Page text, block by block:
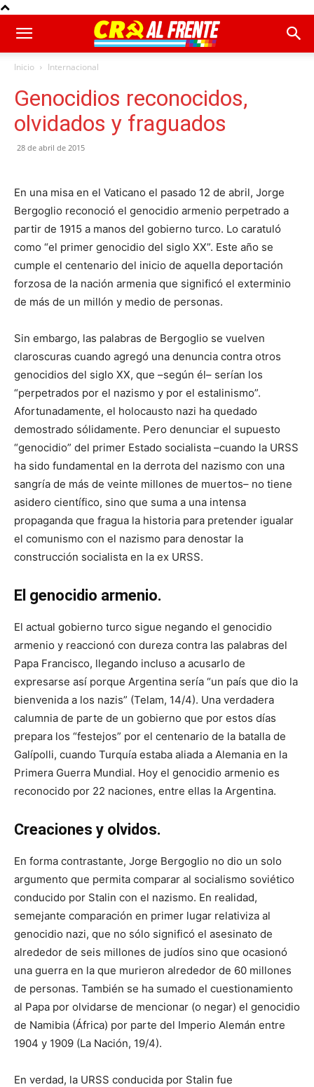
Inicio Internacional
Genocidios reconocidos,
olvidados y fraguados
28 de abril de 2015
En una misa en el Vaticano el pasado 12 de abril, Jorge
Bergoglio reconoció el genocidio armenio perpetrado a
partir de 1915 a manos del gobierno turco. Lo caratuló
como “el primer genocidio del siglo XX”. Este año se
cumple el centenario del inicio de aquella deportación
forzosa de la nación armenia que significó el exterminio
de más de un millón y medio de personas.
Sin embargo, las palabras de Bergoglio se vuelven
claroscuras cuando agregó una denuncia contra otros
genocidios del siglo XX, que –según él– serían los
“perpetrados por el nazismo y por el estalinismo”.
Afortunadamente, el holocausto nazi ha quedado
demostrado sólidamente. Pero denunciar el supuesto
“genocidio” del primer Estado socialista –cuando la URSS
ha sido fundamental en la derrota del nazismo con una
sangría de más de veinte millones de muertos– no tiene
asidero científico, sino que suma a una intensa
propaganda que fragua la historia para pretender igualar
el comunismo con el nazismo para denostar la
construcción socialista en la ex URSS.
El genocidio armenio.
El actual gobierno turco sigue negando el genocidio
armenio y reaccionó con dureza contra las palabras del
Papa Francisco, llegando incluso a acusarlo de
expresarse así porque Argentina sería “un país que dio la
bienvenida a los nazis” (Telam, 14/4). Una verdadera
calumnia de parte de un gobierno que por estos días
prepara los “festejos” por el centenario de la batalla de
Galípolli, cuando Turquía estaba aliada a Alemania en la
Primera Guerra Mundial. Hoy el genocidio armenio es
reconocido por 22 naciones, entre ellas la Argentina.
Creaciones y olvidos.
En forma contrastante, Jorge Bergoglio no dio un solo
argumento que permita comparar al socialismo soviético
conducido por Stalin con el nazismo. En realidad,
semejante comparación en primer lugar relativiza al
genocidio nazi, que no sólo significó el asesinato de
alrededor de seis millones de judíos sino que ocasionó
una guerra en la que murieron alrededor de 60 millones
de personas. También se ha sumado el cuestionamiento
al Papa por olvidarse de mencionar (o negar) el genocidio
de Namibia (África) por parte del Imperio Alemán entre
1904 y 1909 (La Nación, 19/4).
En verdad, la URSS conducida por Stalin fue